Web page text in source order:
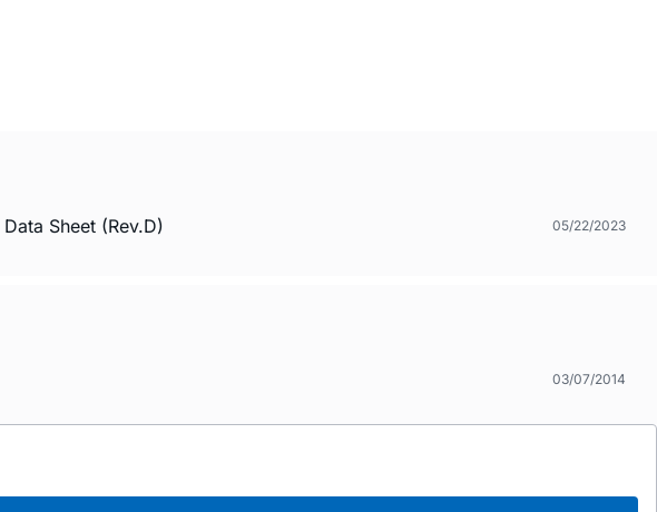
Data Sheet (Rev.D) 05/22/2023
03/07/2014